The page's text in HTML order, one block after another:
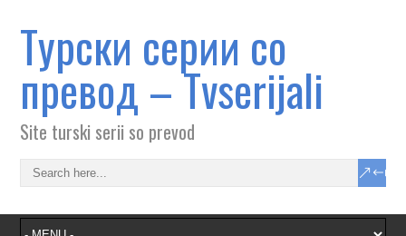
Tурски серии со
превод – Тvserijali
Site turski serii so prevod